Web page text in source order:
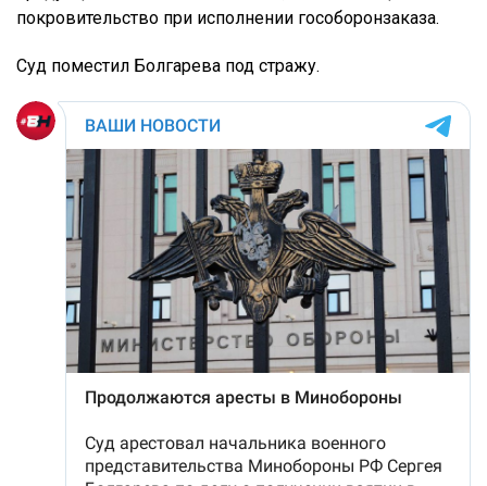
покровительство при исполнении гособоронзаказа.
Суд поместил Болгарева под стражу.